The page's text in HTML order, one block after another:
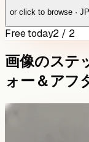
or click to browse ·
Free today2 / 2
画像のステ
ォー＆アフ